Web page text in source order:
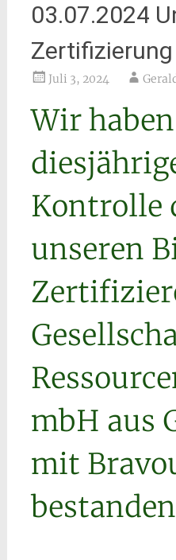
03.07.2024
Zertifizierung
Juli 3, 2024
Wir
Kontrolle
unseren
mbH aus
mit